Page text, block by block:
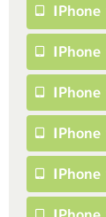
IPhone
IPhone
IPhone
IPhone